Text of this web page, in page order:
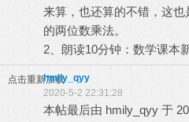
来算，也还算的不错，这
的两位数乘法。
2、朗读10分钟：数学课本
点击重新加载hmily_qyy
2020-5-2 22:31:28
本帖最后由 hmily_qyy 于